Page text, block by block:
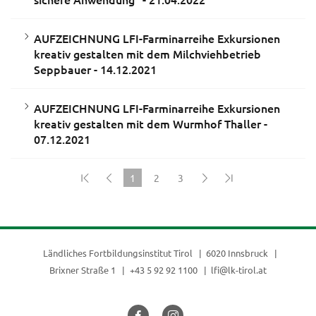
AUFZEICHNUNG LFI-Farminarreihe Exkursionen
kreativ gestalten mit dem Milchviehbetrieb
Seppbauer - 14.12.2021
AUFZEICHNUNG LFI-Farminarreihe Exkursionen
kreativ gestalten mit dem Wurmhof Thaller -
07.12.2021
1
2 3
Ländliches Fortbildungsinstitut Tirol
6020 Innsbruck
Brixner Straße 1
+43 5 92 92 1100 lfi@lk-tirol.at